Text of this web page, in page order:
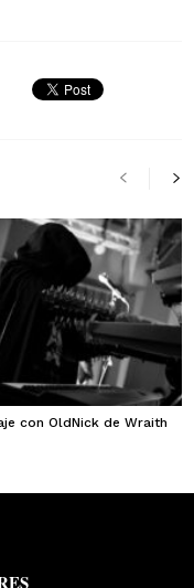
con OldNick de Wraith